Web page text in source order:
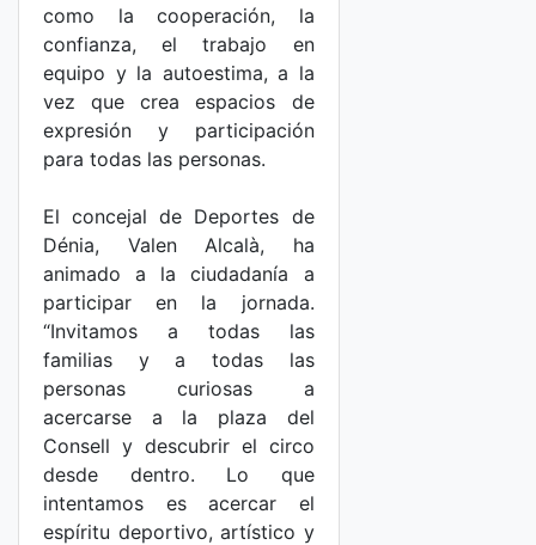
como la cooperación, la
confianza, el trabajo en
equipo y la autoestima, a la
vez que crea espacios de
expresión y participación
para todas las personas.
El concejal de Deportes de
Dénia, Valen Alcalà, ha
animado a la ciudadanía a
participar en la jornada.
“Invitamos a todas las
familias y a todas las
personas curiosas a
acercarse a la plaza del
Consell y descubrir el circo
desde dentro. Lo que
intentamos es acercar el
espíritu deportivo, artístico y